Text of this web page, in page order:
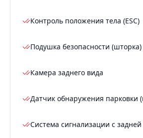
Контроль положения тела (ESC)
Подушка безопасности (шторка)
Камера заднего вида
Датчик обнаружения парковки
Система сигнализации с